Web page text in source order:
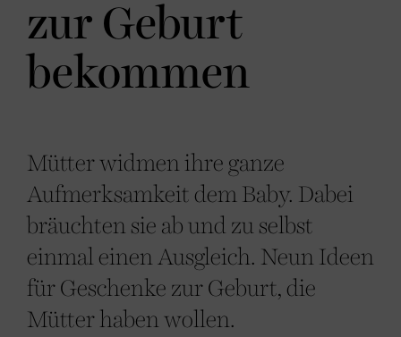
zur Geburt
bekommen
Mütter widmen ihre ganze
Aufmerksamkeit dem Baby. Dabei
bräuchten sie ab und zu selbst
einmal einen Ausgleich. Neun Ideen
für Geschenke zur Geburt, die
Mütter haben wollen.